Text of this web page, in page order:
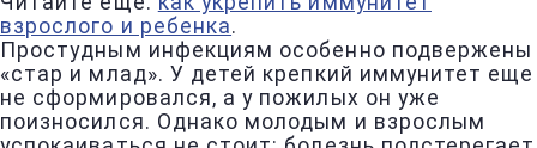
взрослого и ребенка.
Простудным инфекциям особенно подвержены
«стар и млад». У детей крепкий иммунитет еще
не сформировался, а у пожилых он уже
поизносился. Однако молодым и взрослым